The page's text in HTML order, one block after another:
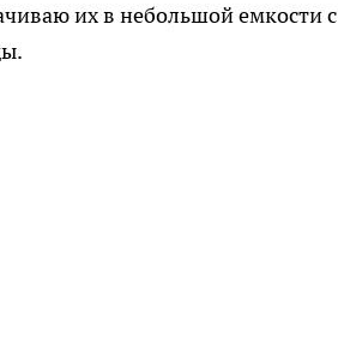
их в небольшой емкости с